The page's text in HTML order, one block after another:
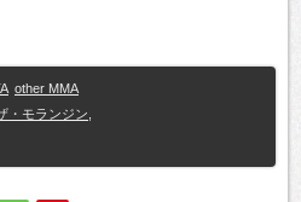
other MMA
・モランジン